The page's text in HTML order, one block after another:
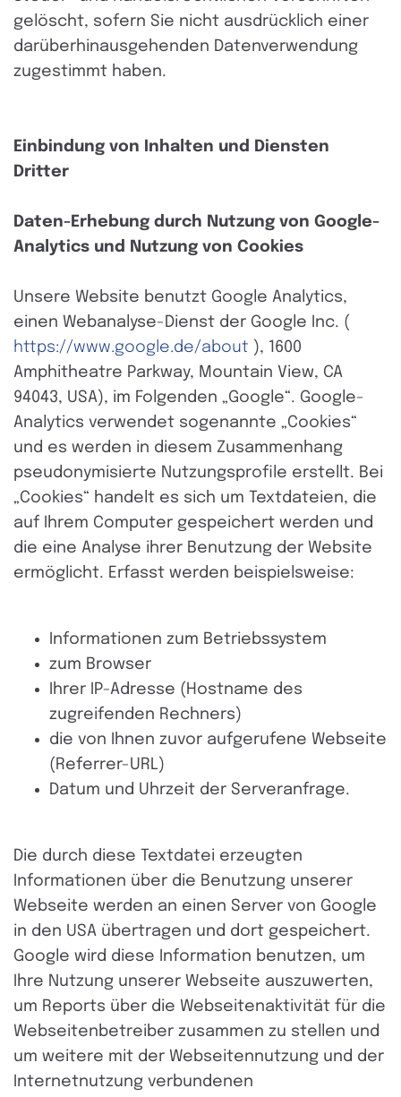
gelöscht, sofern Sie nicht ausdrücklich einer
darüberhinausgehenden Datenverwendung
zugestimmt haben.
Einbindung von Inhalten und Diensten
Dritter
Daten-Erhebung durch Nutzung von Google-
Analytics und Nutzung von Cookies
Unsere Website benutzt Google Analytics,
einen Webanalyse-Dienst der Google Inc. (
https://www.google.de/about ), 1600
Amphitheatre Parkway, Mountain View, CA
94043, USA), im Folgenden „Google“. Google-
Analytics verwendet sogenannte „Cookies“
und es werden in diesem Zusammenhang
pseudonymisierte Nutzungsprofile erstellt. Bei
„Cookies“ handelt es sich um Textdateien, die
auf Ihrem Computer gespeichert werden und
die eine Analyse ihrer Benutzung der Website
ermöglicht. Erfasst werden beispielsweise:
Informationen zum Betriebssystem
zum Browser
Ihrer IP-Adresse (Hostname des
zugreifenden Rechners)
die von Ihnen zuvor aufgerufene Webseite
(Referrer-URL)
Datum und Uhrzeit der Serveranfrage.
Die durch diese Textdatei erzeugten
Informationen über die Benutzung unserer
Webseite werden an einen Server von Google
in den USA übertragen und dort gespeichert.
Google wird diese Information benutzen, um
Ihre Nutzung unserer Webseite auszuwerten,
um Reports über die Webseitenaktivität für die
Webseitenbetreiber zusammen zu stellen und
um weitere mit der Webseitennutzung und der
Internetnutzung verbundenen